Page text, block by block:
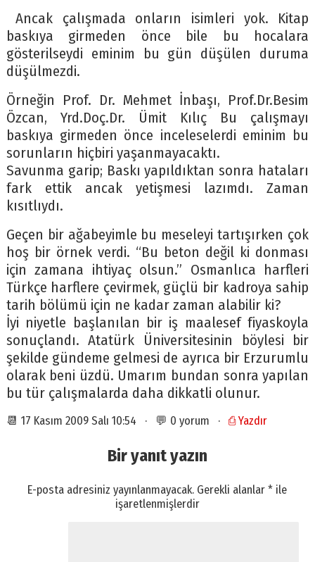
Ancak çalışmada onların isimleri yok. Kitap
baskıya girmeden önce bile bu hocalara
gösterilseydi eminim bu gün düşülen duruma
düşülmezdi.
Örneğin Prof. Dr. Mehmet İnbaşı, Prof.Dr.Besim
Özcan, Yrd.Doç.Dr. Ümit Kılıç Bu çalışmayı
baskıya girmeden önce inceleselerdi eminim bu
sorunların hiçbiri yaşanmayacaktı.
Savunma garip; Baskı yapıldıktan sonra hataları
fark ettik ancak yetişmesi lazımdı. Zaman
kısıtlıydı.
Geçen bir ağabeyimle bu meseleyi tartışırken çok
hoş bir örnek verdi. “Bu beton değil ki donması
için zamana ihtiyaç olsun.” Osmanlıca harfleri
Türkçe harflere çevirmek, güçlü bir kadroya sahip
tarih bölümü için ne kadar zaman alabilir ki?
İyi niyetle başlanılan bir iş maalesef fiyaskoyla
sonuçlandı. Atatürk Üniversitesinin böylesi bir
şekilde gündeme gelmesi de ayrıca bir Erzurumlu
olarak beni üzdü. Umarım bundan sonra yapılan
bu tür çalışmalarda daha dikkatli olunur.
📆 17 Kasım 2009 Salı 10:54 · 💬 0 yorum · ⎙ Yazdır
Bir yanıt yazın
E-posta adresiniz yayınlanmayacak. Gerekli alanlar* ile
işaretlenmişlerdir